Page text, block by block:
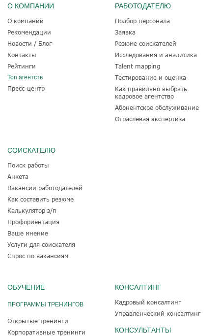
О КОМПАНИИ
О компании
Рекомендации
Новости / Блог
Контакты
Рейтинги
Топ агентств
Пресс-центр
РАБОТОДАТЕЛЮ
Подбор персонала
Заявка
Резюме соискателей
Исследования и аналитика
Talent mapping
Тестирование и оценка
Как правильно выбрать
кадровое агентство
Абонентское обслуживание
Отраслевая экспертиза
СОИСКАТЕЛЮ
Поиск работы
Анкета
Вакансии работодателей
Как составить резюме
Калькулятор з/п
Профориентация
Ваше мнение
Услуги для соискателя
Спрос по вакансиям
ОБУЧЕНИЕ
ПРОГРАММЫ ТРЕНИНГОВ
Открытые тренинги
Корпоративные тренинги
КОНСАЛТИНГ
Кадровый консалтинг
Управленческий консалтинг
КОНСУЛЬТАНТЫ